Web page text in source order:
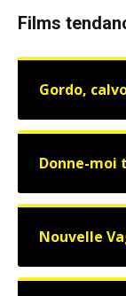
Films
Gordo,
Donne-moi
Nouvelle